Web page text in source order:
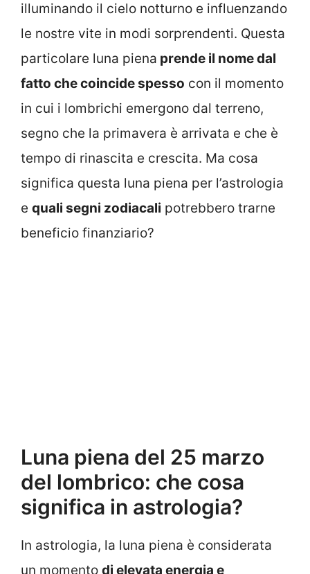
illuminando il cielo notturno e influenzando
le nostre vite in modi sorprendenti. Questa
particolare luna piena prende il nome dal
fatto che coincide spesso con il momento
in cui i lombrichi emergono dal terreno,
segno che la primavera è arrivata e che è
tempo di rinascita e crescita. Ma cosa
significa questa luna piena per l’astrologia
e quali segni zodiacali potrebbero trarne
beneficio finanziario?
Luna piena del 25 marzo
del lombrico: che cosa
significa in astrologia?
In astrologia, la luna piena è considerata
un momento di elevata energia e